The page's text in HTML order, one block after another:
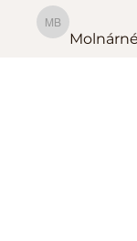
Molnárné